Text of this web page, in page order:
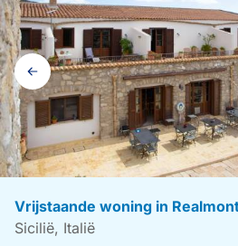
Galerij
navigatie
Vrijstaande woning in
Sicilië, Italië